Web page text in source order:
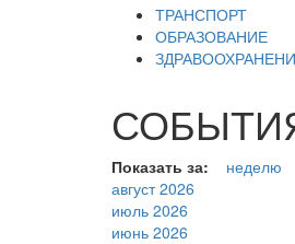
ТРАНСПОРТ
ОБРАЗОВАНИЕ
Показать за: неделю
август 2026
июль 2026
июнь 2026